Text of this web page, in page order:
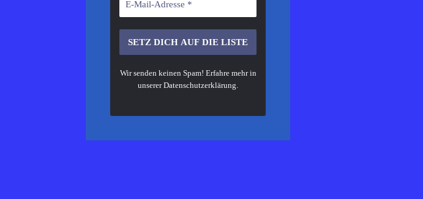
Wir senden keinen Spam! Erfahre mehr in
unsererDatenschutzerklärung.